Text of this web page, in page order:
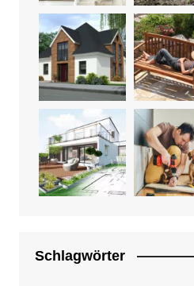
Schlagwörter